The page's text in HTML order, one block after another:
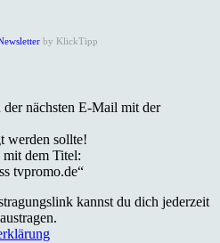
by KlickTipp
nächsten E-Mail mit der
werden sollte!
dem Titel:
tvpromo.de“
kannst du dich jederzeit